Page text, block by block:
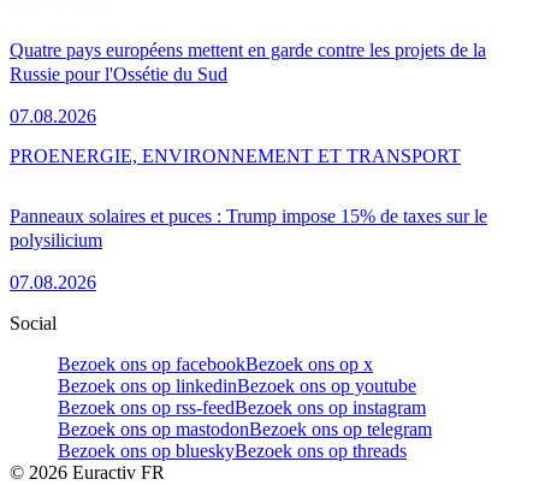
Quatre pays européens mettent en garde contre les projets de la
Russie pour l'Ossétie du Sud
07.08.2026
Panneaux solaires et puces : Trump impose 15% de taxes sur le
polysilicium
07.08.2026
PROENERGIE, ENVIRONNEMENT ET TRANSPORT
Social
Bezoek ons op facebookBezoek ons op x
Bezoek ons op linkedinBezoek ons op youtube
Bezoek ons op rss-feedBezoek ons op instagram
Bezoek ons op mastodonBezoek ons op telegram
Bezoek ons op blueskyBezoek ons op threads
© 2026 Euractiv FR